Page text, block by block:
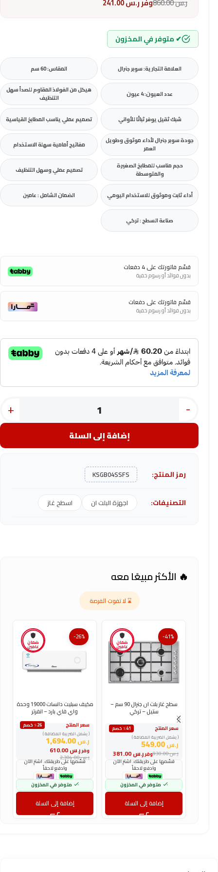
✔ متوفر في المخزون
العلامة التجارية: سوبر جنرال المقاس: 60 سم
عدد العيون: 4 عيون
هيكل من الفولاذ المقاوم للصدأ سهل
التنظيف
شبك ثقيل يوفر ثباتًا للأواني تصميم عملي يناسب المطابخ القياسية
جودة سوبر جنرال لأداء موثوق وطويل
العمر
مفاتيح أمامية سهلة الاستخدام
حجم مناسب للمطابخ الصغيرة
والمتوسطة
تصميم عملي وسهل التنظيف
أداء ثابت وموثوق للاستخدام اليومي الضمان الشامل : عامين
صناعة السطح : تركي
قسّم فاتورتك على 4 دفعات
بدون فوائد أو رسوم خفية
قسّم فاتورتك على دفعات
بدون فوائد أو رسوم خفية
-
+
إضافة إلى السلة
رمز المنتج: KSGB04SSFS
التصنيفات: اجهزة البلت ان اسطح غاز
🔥 الأكثر مبيعًا معه
⌛ لا تفوت الفرصة
ضمان
عامين
-41%
سطح غاز بلت ان جنرال 90 سم –
ستيل – تركي
سعر المنتج
٪41 خصم
( يشمل الضريبة المضافة )
ر.س549.00
وفرر.س ر.س930.00
قسّمها على طريقتك. اشترِ الآن
وادفع لاحقاً
متوفر في المخزون
إضافة إلى السلة
ضمان
عامين
-26%
مكيف سبليت دانسات 19000 وحدة
واي فاي بارد – انفرتر
سعر المنتج
٪26 خصم
( يشمل الضريبة المضافة )
ر.س1,694.00
وفرر.س
ر.س2,304.00
قسّمها على طريقتك. اشترِ الآن
وادفع لاحقاً
متوفر في المخزون
إضافة إلى السلة